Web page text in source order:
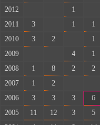
2012
1
2011
3 1 1
2010
3 2 1
2009
4 1
2008
1 8 2 2
2007
1 2
2006
3 3 3 6
2005
11 12 3 5